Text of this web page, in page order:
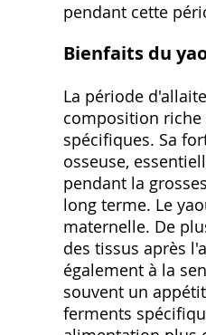
pendant cette
Bienfaits du
La période
composition riche
spécifiques. Sa
osseuse‚
pendant la
long terme. Le
maternelle. De
des tissus après
également à la
souvent un
ferments